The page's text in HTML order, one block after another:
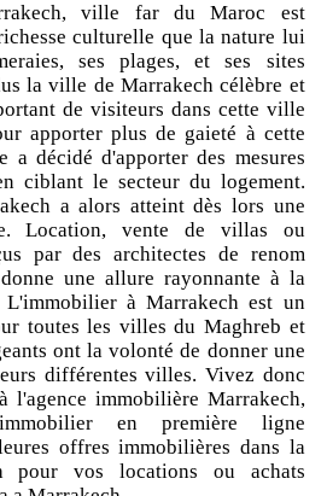
ville far du Maroc est
culturelle que la nature lui
ses plages, et ses sites
la ville de Marrakech célèbre et
de visiteurs dans cette ville
apporter plus de gaieté à cette
a décidé d'apporter des mesures
ciblant le secteur du logement.
a alors atteint dès lors une
Location, vente de villas ou
par des architectes de renom
une allure rayonnante à la
à Marrakech est un
toutes les villes du Maghreb et
ont la volonté de donner une
différentes villes. Vivez donc
l'agence immobilière Marrakech,
en première ligne
offres immobilières dans la
pour vos locations ou achats